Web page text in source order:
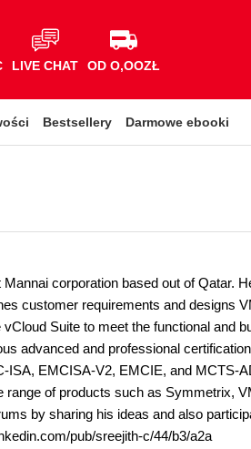
LIVE CHAT OD O,OOZŁ
Bestsellery Darmowe ebooki
corporation based out of Qatar.
customer requirements and designs
Suite to meet the functional and
advanced and professional
ISA, EMCISA-V2, EMCIE, and MCTS-
range of products such as Symmetrix,
by sharing his ideas and also
pub/sreejith-c/44/b3/a2a